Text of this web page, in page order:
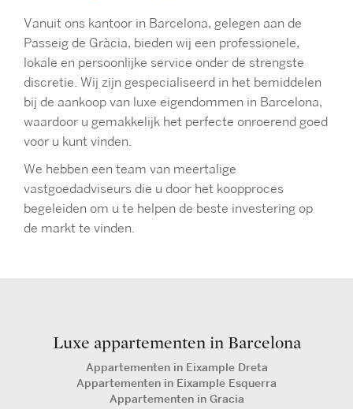
Vanuit ons kantoor in Barcelona, gelegen aan de
Passeig de Gràcia, bieden wij een professionele,
lokale en persoonlijke service onder de strengste
discretie. Wij zijn gespecialiseerd in het bemiddelen
bij de aankoop van luxe eigendommen in Barcelona,
waardoor u gemakkelijk het perfecte onroerend goed
voor u kunt vinden.
We hebben een team van meertalige
vastgoedadviseurs die u door het koopproces
begeleiden om u te helpen de beste investering op
de markt te vinden.
Luxe appartementen in Barcelona
Appartementen in Eixample Dreta
Appartementen in Eixample Esquerra
Appartementen in Gracia